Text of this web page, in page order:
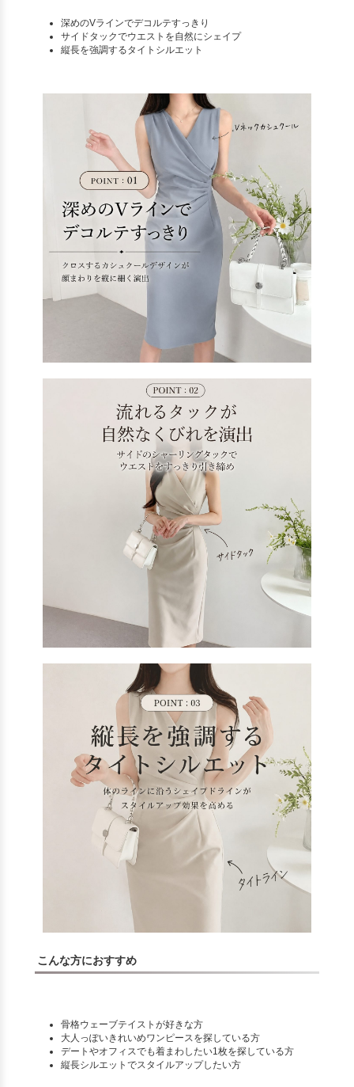
深めのVラインでデコルテすっきり
サイドタックでウエストを自然にシェイプ
縦長を強調するタイトシルエット
こんな方におすすめ
骨格ウェーブテイストが好きな方
大人っぽいきれいめワンピースを探している方
デートやオフィスでも着まわしたい1枚を探している方
縦長シルエットでスタイルアップしたい方